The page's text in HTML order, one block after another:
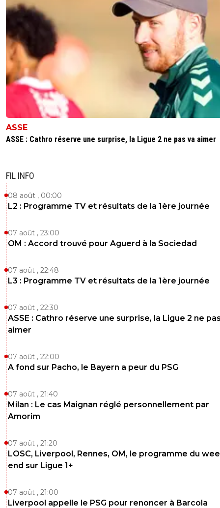
ASSE
ASSE : Cathro réserve une surprise, la Ligue 2 ne pas va aimer
FIL INFO
08 août , 00:00
L2 : Programme TV et résultats de la 1ère journée
07 août , 23:00
OM : Accord trouvé pour Aguerd à la Sociedad
07 août , 22:48
L3 : Programme TV et résultats de la 1ère journée
07 août , 22:30
ASSE : Cathro réserve une surprise, la Ligue 2 ne
aimer
07 août , 22:00
A fond sur Pacho, le Bayern a peur du PSG
07 août , 21:40
Milan : Le cas Maignan réglé personnellement par
Amorim
07 août , 21:20
LOSC, Liverpool, Rennes, OM, le programme du
end sur Ligue 1+
07 août , 21:00
Liverpool appelle le PSG pour renoncer à Barcola